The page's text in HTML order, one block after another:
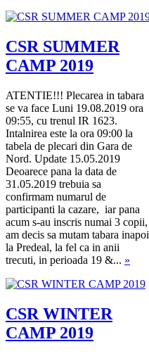
CSR SUMMER
CAMP 2019
ATENTIE!!! Plecarea in tabara
se va face Luni 19.08.2019 ora
09:55, cu trenul IR 1623.
Intalnirea este la ora 09:00 la
tabela de plecari din Gara de
Nord. Update 15.05.2019
Deoarece pana la data de
31.05.2019 trebuia sa
confirmam numarul de
participanti la cazare, iar pana
acum s-au inscris numai 3 copii,
am decis sa mutam tabara inapoi
la Predeal, la fel ca in anii
trecuti, in perioada 19 &... »
CSR WINTER
CAMP 2019